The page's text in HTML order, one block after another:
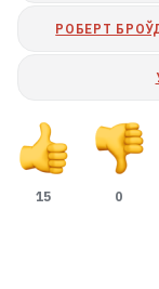
РОБЕРТ
15 0